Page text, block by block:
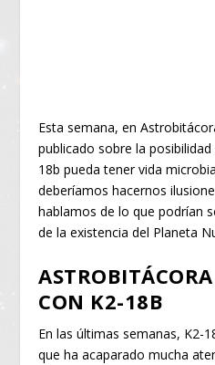
Esta semana, en
publicado sobre la
18b pueda tener vida
deberíamos hacernos
hablamos de lo que podrían
de la existencia del Planeta
CON K2-18B
En las últimas semanas, K2-
que ha acaparado mucha